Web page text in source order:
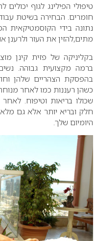
טיפולי הפילינג לגוף
חומרים. הבחירה בשיטת
נתונה בידי
מתים,להזין את העור
בקליניקה של פזית קינן
ברמה מקצועית גבוהה.
בהפסקת הצהריים שלהן
כשהן רעננות כמו לאחר
שכולו בריאות וטיפוח.
חלק ובריא יותר אלא גם
היומיום שלך.